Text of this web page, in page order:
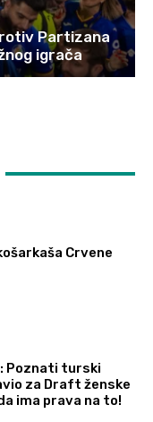
Partizana
igrača
Crvene
Poznati turski
za Draft ženske
ima prava na to!